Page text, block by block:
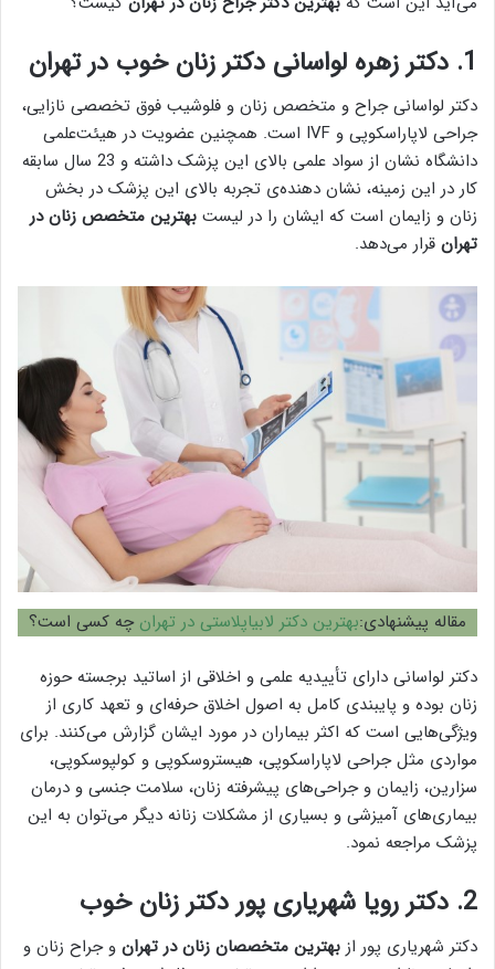
1. دکتر زهره لواسانی دکتر زنان خوب در تهران
دکتر لواسانی جراح و متخصص زنان و فلوشیب فوق‏ تخصصی نازایی،
جراحی لاپاراسکوپی و IVF است. همچنین عضویت در هیئت‌علمی
دانشگاه نشان از سواد علمی بالای این پزشک داشته و 23 سال سابقه
کار در این زمینه، نشان دهنده‌ی تجربه بالای این پزشک در بخش
زنان و زایمان است که ایشان را در لیست بهترین متخصص زنان در
تهران قرار می‌دهد.
مقاله پیشنهادی:بهترین دکتر لابیاپلاستی در تهران چه کسی است؟
دکتر لواسانی دارای تأییدیه علمی و اخلاقی از اساتید برجسته حوزه
زنان بوده و پایبندی کامل به اصول اخلاق حرفه‌ای و تعهد کاری از
ویژگی‌هایی است که اکثر بیماران در مورد ایشان گزارش می‌کنند. برای
مواردی مثل جراحی لاپاراسکوپی، هیستروسکوپی و کولپوسکوپی،
سزارین، زایمان و جراحی‏‌های پیشرفته زنان، سلامت جنسی و درمان
بیماری‌های آمیزشی و بسیاری از مشکلات زنانه دیگر می‌توان به این
پزشک مراجعه نمود.
2. دکتر رویا شهریاری پور دکتر زنان خوب
دکتر شهریاری پور از بهترین متخصصان زنان در تهران و جراح زنان و